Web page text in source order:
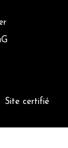
Site certifié